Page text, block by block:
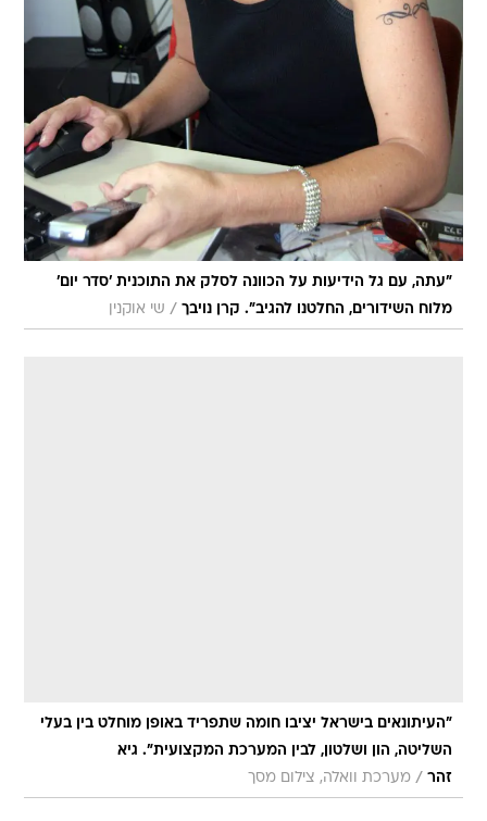
"עתה, עם גל הידיעות על הכוונה לסלק את התוכנית 'סדר יום'
מלוח השידורים, החלטנו להגיב". קרן נויבך / שי אוקנין
"העיתונאים בישראל יציבו חומה שתפריד באופן מוחלט בין בעלי
השליטה, הון ושלטון, לבין המערכת המקצועית". גיא
זהר / מערכת וואלה, צילום מסך